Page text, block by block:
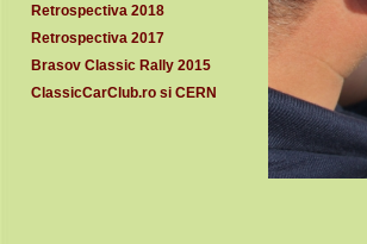
Retrospectiva 2018
Retrospectiva 2017
Brasov Classic Rally 2015
ClassicCarClub.ro si CERN